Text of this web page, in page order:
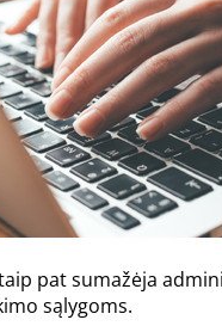
pat sumažėja
sąlygoms.